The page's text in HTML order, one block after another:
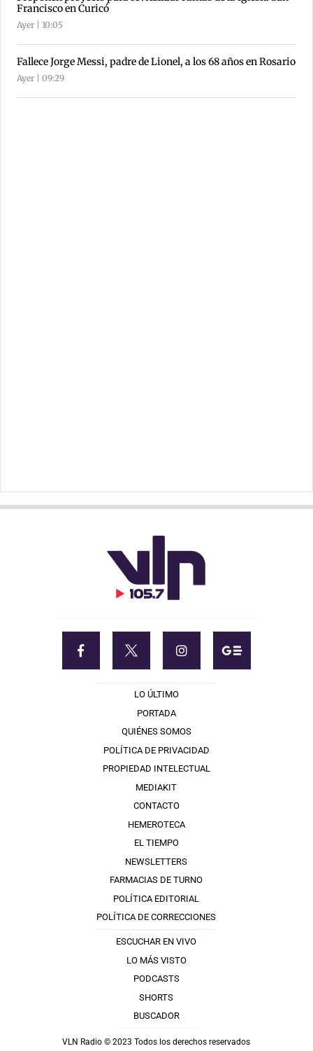
Francisco en Curicó
Ayer | 10:05
Fallece Jorge Messi, padre de Lionel, a los 68 años en Rosario
Ayer | 09:29
LO ÚLTIMO
PORTADA
QUIÉNES SOMOS
POLÍTICA DE PRIVACIDAD
PROPIEDAD INTELECTUAL
MEDIAKIT
CONTACTO
HEMEROTECA
EL TIEMPO
NEWSLETTERS
FARMACIAS DE TURNO
POLÍTICA EDITORIAL
POLÍTICA DE CORRECCIONES
ESCUCHAR EN VIVO
LO MÁS VISTO
PODCASTS
SHORTS
BUSCADOR
VLN Radio © 2023 Todos los derechos reservados